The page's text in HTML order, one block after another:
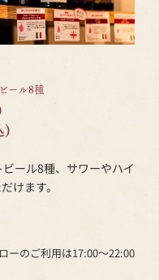
ール8種
)
ール8種、サワーやハイ
けます。
ーのご利用は17:00～22:00